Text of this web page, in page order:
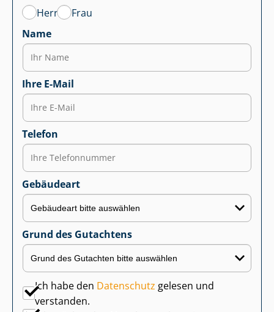
Herr
Frau
Name
Ihre E-Mail
Telefon
Gebäudeart
Grund des Gutachtens
Ich habe den Datenschutz gelesen und
verstanden.